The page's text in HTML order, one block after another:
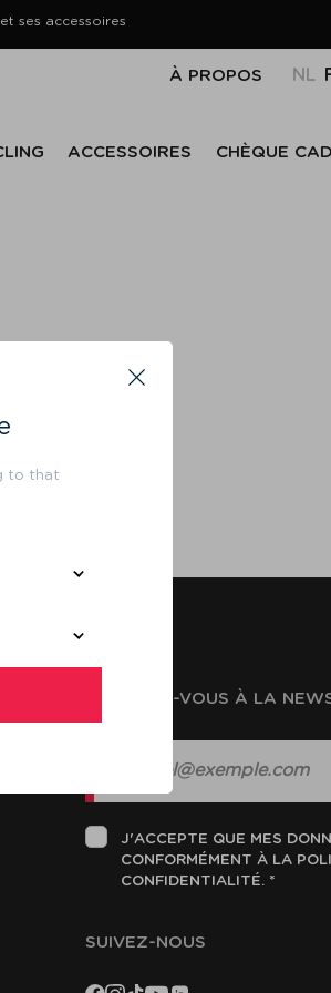
ses accessoires
À PROPOS NL
ACCESSOIRES CHÈQUE
ABONNEZ-VOUS À LA
J'ACCEPTE QUE MES
CONFORMÉMENT À LA
CONFIDENTIALITÉ. *
SUIVEZ-NOUS
to that